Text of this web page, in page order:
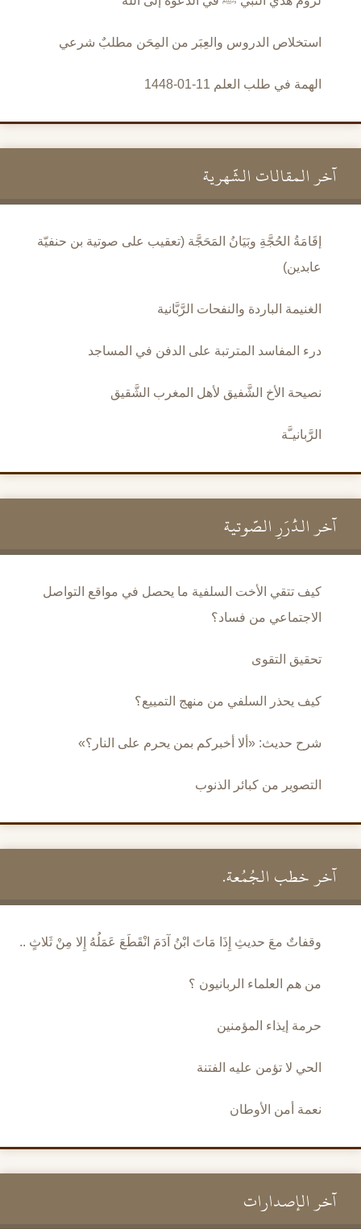
استخلاص الدروس والعِبَر من المِحَن مطلبٌ شرعي
الهمة في طلب العلم 11-01-1448
آخر المقالات الشَّهرية
إقَامَةُ الحُجَّةِ وبَيَانُ المَحَجَّة (تعقيب على صوتية بن حنفيّة
عابدين)
الغنيمة الباردة والنفحات الرَّبَّانية
درء المفاسد المترتبة على الدفن في المساجد
نصيحة الأخ الشَّفيق لأهل المغرب الشَّقيق
الرَّبانيـَّة
آخر الدُّرَرِ الصَّوتية
كيف تتقي الأخت السلفية ما يحصل في مواقع التواصل
الاجتماعي من فساد؟
تحقيق التقوى
كيف يحذر السلفي من منهج التمييع؟
شرح حديث: «ألا أخبركم بمن يحرم على النار؟»
التصوير من كبائر الذنوب
آخر خطب الجُمُعة.
وقفاتٌ معَ حديثِ إِذَا مَاتَ ابْنُ آدَمَ انْقَطَعَ عَمَلُهُ إِلا مِنْ ثَلاثٍ ..
من هم العلماء الربانيون ؟
حرمة إيذاء المؤمنين
الحي لا تؤمن عليه الفتنة
نعمة أمن الأوطان
آخر الإصدارات